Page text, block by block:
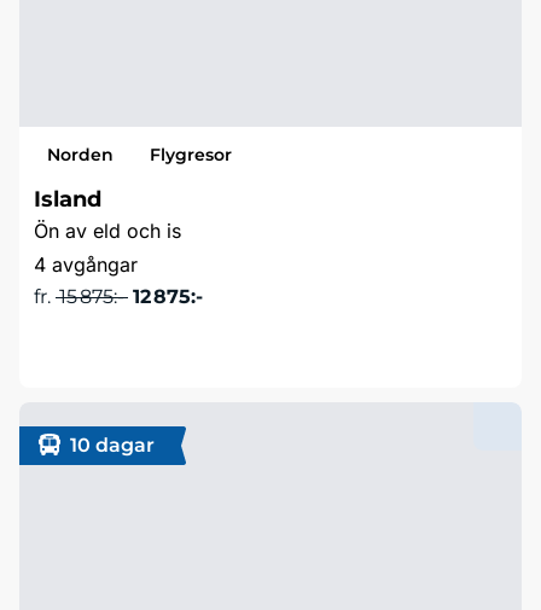
Norden Flygresor
Island
Ön av eld och is
4 avgångar
fr. 15 875:- 12 875:-
10 dagar